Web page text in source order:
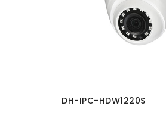
DH-IPC-HDW1220S